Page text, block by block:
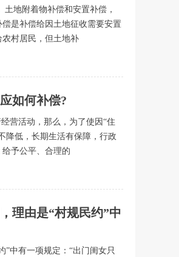
地附着物补偿和安置补偿，
是补偿给因土地征收需要安置
村居民，但土地补
如何补偿?
营活动，那么，为了使因“住
降低，长期生活有保障，行政
予公平、合理的
理由是“村规民约”中
”中有一项规定：“出门闺女只